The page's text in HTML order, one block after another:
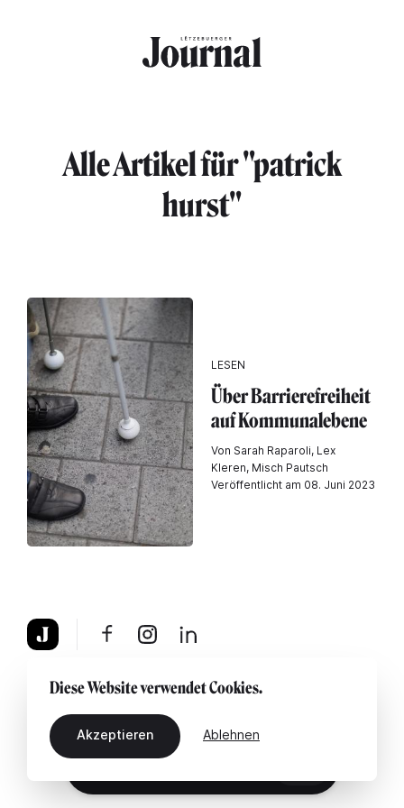
Alle Artikel für "patrick
hurst"
LESEN
Über Barrierefreiheit
auf Kommunalebene
Von Sarah Raparoli, Lex
Kleren, Misch Pautsch
Veröffentlicht am 08. Juni 2023
Über uns Rechtshinweis Kontaktiere uns
Diese Website verwendet Cookies.
Akzeptieren Ablehnen